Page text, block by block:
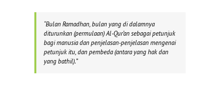
“Bulan Ramadhan, bulan yang di dalamnya
diturunkan (permulaan) Al-Qur’an sebagai petunjuk
bagi manusia dan penjelasan-penjelasan mengenai
petunjuk itu, dan pembeda (antara yang hak dan
yang bathil).”